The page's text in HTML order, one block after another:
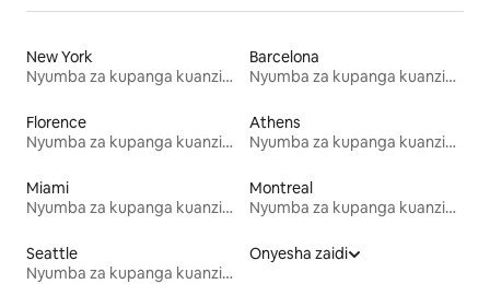
New York
Nyumba za kupanga kuanzia mwezi mmoja
Barcelona
Nyumba za kupanga kuanzia mwezi mmoja
Florence
Nyumba za kupanga kuanzia mwezi mmoja
Athens
Nyumba za kupanga kuanzia mwezi mmoja
Miami
Nyumba za kupanga kuanzia mwezi mmoja
Montreal
Nyumba za kupanga kuanzia mwezi mmoja
Seattle
Nyumba za kupanga kuanzia mwezi mmoja
Onyesha zaidi